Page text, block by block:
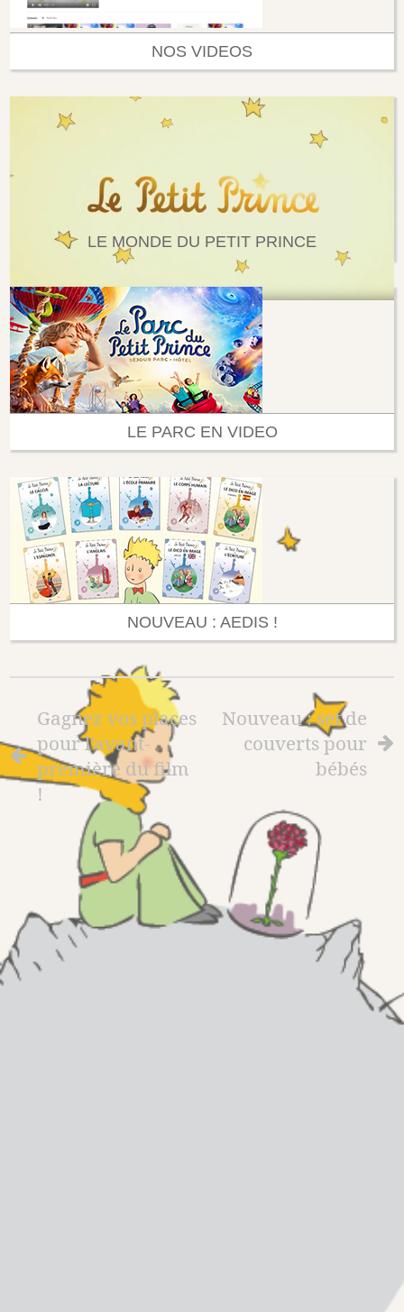
NOS VIDEOS
LE MONDE DU PETIT PRINCE
LE PARC EN VIDEO
NOUVEAU : AEDIS !
Gagnez vos places
pour l’avant-
première du film
!
Nouveau : set de
couverts pour
bébés